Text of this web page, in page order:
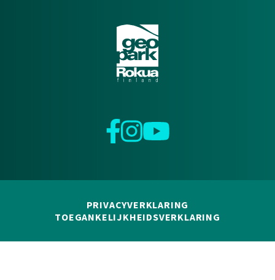
Facebook
InstagramYouTube
PRIVACYVERKLARING
TOEGANKELIJKHEIDSVERKLARING